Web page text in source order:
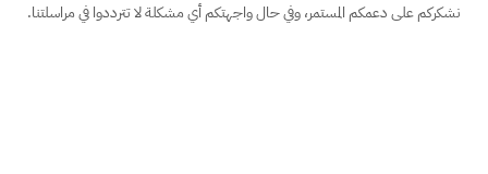
نشكركم على دعمكم المستمر، وفي حال واجهتكم أي مشكلة لا تترددوا في مراسلتنا.